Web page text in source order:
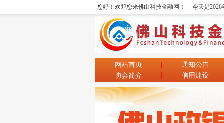
您好！欢迎您来佛山科技金融网！ 今天是2026
网站首页 通知公告
协会简介
信用建设